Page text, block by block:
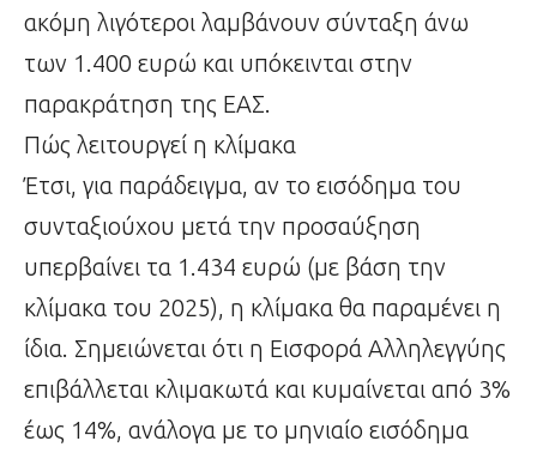
ακόμη λιγότεροι λαμβάνουν σύνταξη άνω
των 1.400 ευρώ και υπόκεινται στην
παρακράτηση της ΕΑΣ.
Πώς λειτουργεί η κλίμακα
Έτσι, για παράδειγμα, αν το εισόδημα του
συνταξιούχου μετά την προσαύξηση
υπερβαίνει τα 1.434 ευρώ (με βάση την
κλίμακα του 2025), η κλίμακα θα παραμένει η
ίδια. Σημειώνεται ότι η Εισφορά Αλληλεγγύης
επιβάλλεται κλιμακωτά και κυμαίνεται από 3%
έως 14%, ανάλογα με το μηνιαίο εισόδημα